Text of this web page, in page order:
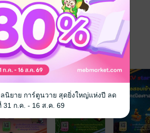
ลนิยาย การ์ตูนวาย สุดยิ่งใหญ่แห่งปี ลด
ก.ค. - 16 ส.ค. 69